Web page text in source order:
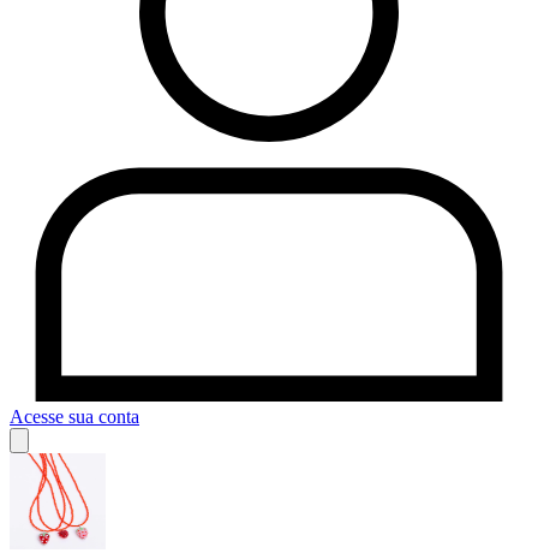
Acesse sua conta